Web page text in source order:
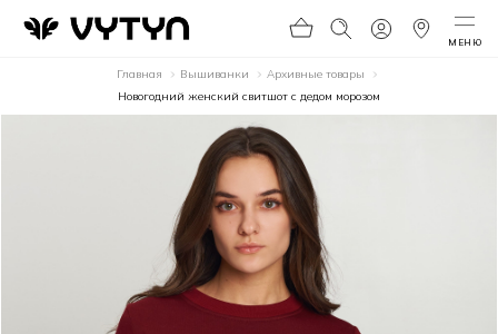
МЕНЮ
Главная Вышиванки
Архивные товары
Новогодний женский свитшот с дедом морозом